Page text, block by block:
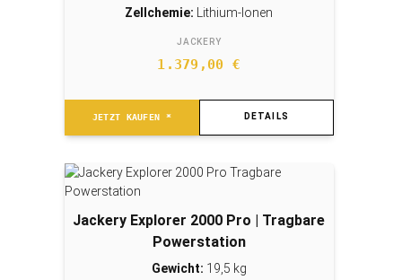
Zellchemie: Lithium-Ionen
JACKERY
1.379,00 €
JETZT KAUFEN * DETAILS
Jackery Explorer 2000 Pro | Tragbare
Powerstation
Gewicht: 19,5 kg